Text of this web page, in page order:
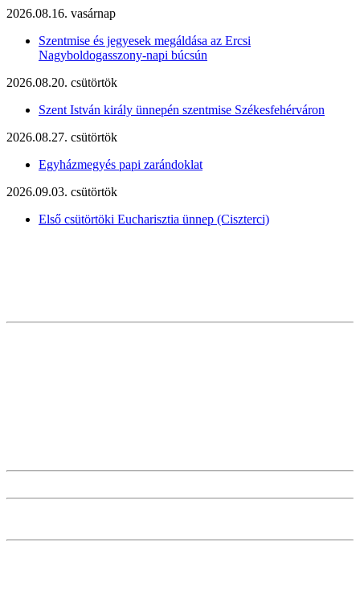
2026.08.16. vasárnap
Szentmise és jegyesek megáldása az Ercsi
Nagyboldogasszony-napi búcsún
2026.08.20. csütörtök
Szent István király ünnepén szentmise Székesfehérváron
2026.08.27. csütörtök
Egyházmegyés papi zarándoklat
2026.09.03. csütörtök
Első csütörtöki Eucharisztia ünnep (Ciszterci)